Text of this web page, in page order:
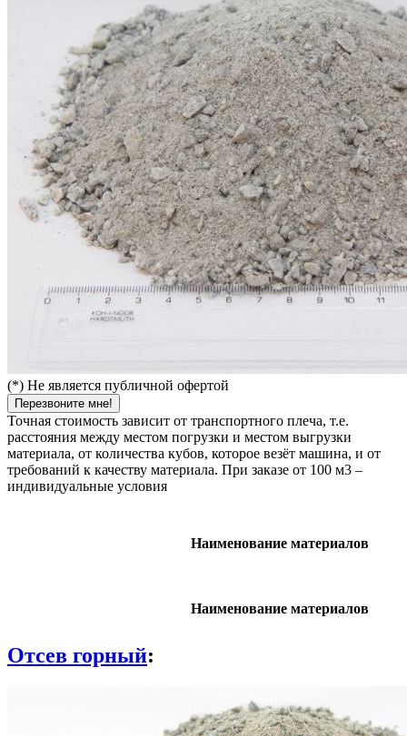
(*) Не является публичной офертой
Перезвоните мне!
Точная стоимость зависит от транспортного плеча, т.е.
расстояния между местом погрузки и местом выгрузки
материала, от количества кубов, которое везёт машина, и от
требований к качеству материала. При заказе от 100 м3 –
индивидуальные условия
Наименование материалов
Наименование материалов
Отсев горный: